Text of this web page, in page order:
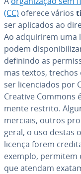
(CC) oferece vários
ser aplicados ao
Ao ad­qui­ri­rem uma
podem
definindo as
mas textos,
ser li­cen­ci­a­dos por
Creative
mente restrito.
mer­ci­ais, outros
geral, o uso destas
licença forem
exemplo, permitem
que atendam